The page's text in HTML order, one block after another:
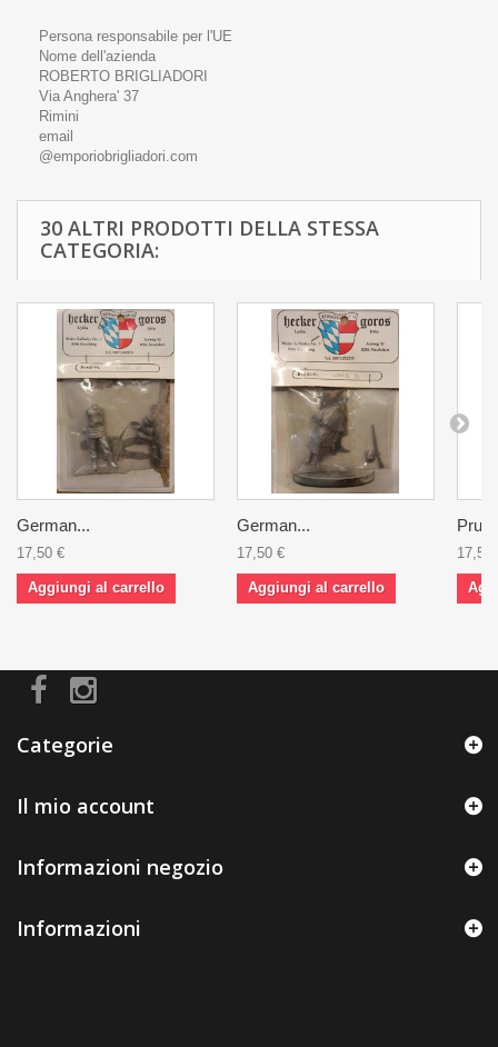
Persona responsabile per l'UE
Nome dell'azienda
ROBERTO BRIGLIADORI
Via Anghera' 37
Rimini
email
@emporiobrigliadori.com
30 ALTRI PRODOTTI DELLA STESSA
CATEGORIA:
German...
17,50 €
Aggiungi al carrello
German...
17,50 €
Aggiungi al carrello
17,50
Categorie
Il mio account
Informazioni negozio
Informazioni